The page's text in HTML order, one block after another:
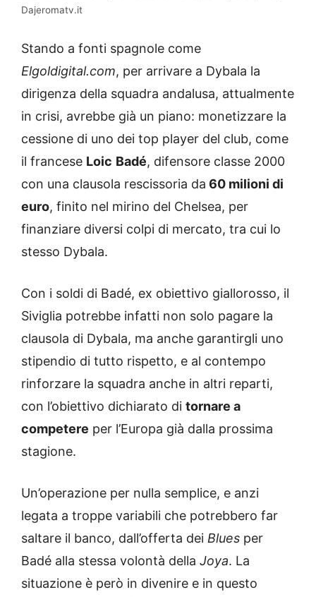
Dajeromatv.it
Stando a fonti spagnole come
Elgoldigital.com, per arrivare a Dybala la
dirigenza della squadra andalusa, attualmente
in crisi, avrebbe già un piano: monetizzare la
cessione di uno dei top player del club, come
il francese Loic Badé, difensore classe 2000
con una clausola rescissoria da 60 milioni di
euro, finito nel mirino del Chelsea, per
finanziare diversi colpi di mercato, tra cui lo
stesso Dybala.
Con i soldi di Badé, ex obiettivo giallorosso, il
Siviglia potrebbe infatti non solo pagare la
clausola di Dybala, ma anche garantirgli uno
stipendio di tutto rispetto, e al contempo
rinforzare la squadra anche in altri reparti,
con l’obiettivo dichiarato di tornare a
competere per l’Europa già dalla prossima
stagione.
Un’operazione per nulla semplice, e anzi
legata a troppe variabili che potrebbero far
saltare il banco, dall’offerta dei Blues per
Badé alla stessa volontà della Joya. La
situazione è però in divenire e in questo